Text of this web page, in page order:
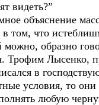
видеть?”
объяснение
в том, что
можно, образно
Трофим Лысенко,
в
условия, то
любую